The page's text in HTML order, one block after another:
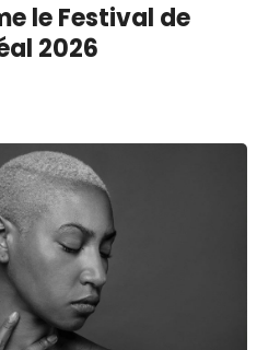
le Festival de
2026